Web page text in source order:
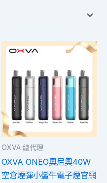
OXVA 總代理
OXVA ONEO奧尼奧40W
空倉煙彈小蠻牛電子煙官網
價
圍：
NT$500.00
NT$1,500.00
此
品
有
多
在
產